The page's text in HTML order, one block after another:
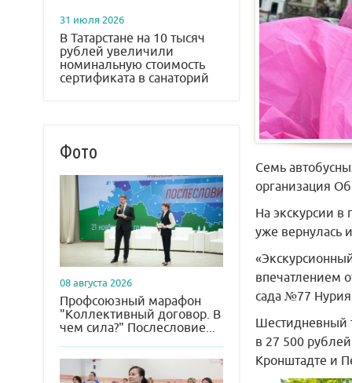
31 июля 2026
В Татарстане на 10 тысяч
рублей увеличили
номинальную стоимость
сертификата в санаторий
Фото
08 августа 2026
Профсоюзный марафон
"Коллективный договор. В
чем сила?" Послесловие...
Семь
организация
На экскурсии в
уже вернулась
впечатлением
сада №77
Шестидневный
в 27 500
Кронштадте и